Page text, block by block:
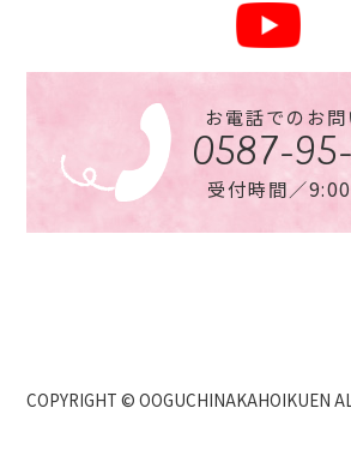
お電話でのお
0587-
受付時間／
COPYRIGHT © OOGUCHINAKAHOIKUEN